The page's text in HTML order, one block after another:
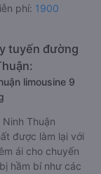
phí: 1900
tuyến đường
limousine 9
Thuận
được làm lại với
ái cho chuyến
hầm bí như các